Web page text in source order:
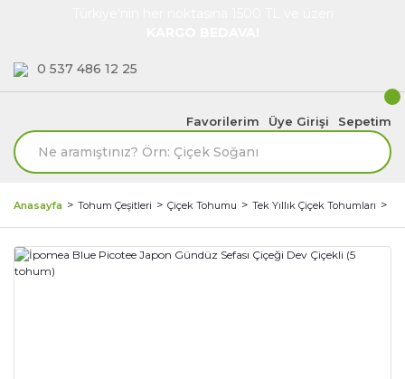
0 537 486 12 25
Favorilerim Üye Girişi Sepetim
Anasayfa Tohum Çeşitleri Çiçek Tohumu Tek Yıllık Çiçek Tohumları